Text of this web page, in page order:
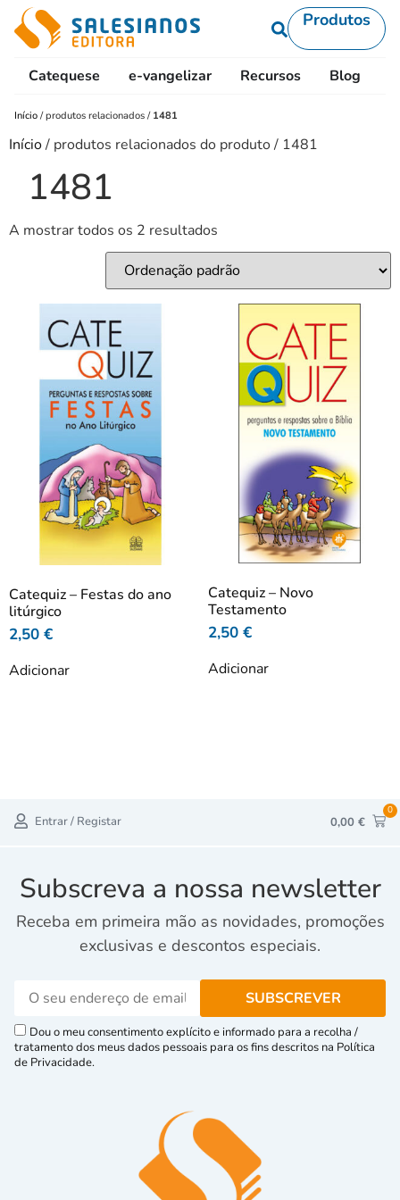
Produtos
Catequese e-vangelizar Recursos Blog
Início /produtos relacionados / 1481
Início/ produtos relacionados do produto / 1481
1481
A mostrar todos os 2 resultados
Catequiz – Festas do ano
litúrgico
2,50 €
Adicionar
Catequiz – Novo
Testamento
2,50 €
Adicionar
Entrar / Registar 0,00 €
0
Subscreva a nossa newsletter
Receba em primeira mão as novidades, promoções
exclusivas e descontos especiais.
Dou o meu consentimento explícito e informado para a recolha /
tratamento dos meus dados pessoais para os fins descritos na Política
de Privacidade.